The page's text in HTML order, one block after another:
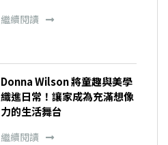
繼續閱讀
Donna Wilson 將童趣與美學
織進日常！讓家成為充滿想像
力的生活舞台
繼續閱讀